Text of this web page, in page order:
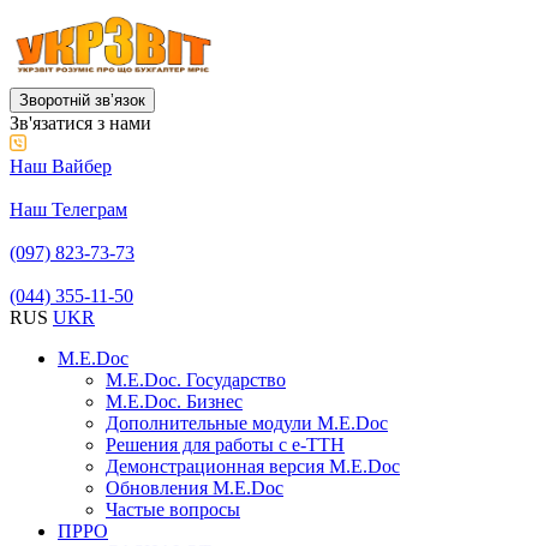
Зворотній звʼязок
Зв'язатися з нами
Наш Вайбер
Наш Телеграм
(097) 823-73-73
(044) 355-11-50
RUS UKR
M.E.Doc
M.E.Doc. Государство
M.E.Doc. Бизнес
Дополнительные модули M.E.Doc
Решения для работы с е-ТТН
Демонстрационная версия M.E.Doc
Обновления M.E.Doc
Частые вопросы
ПРРО